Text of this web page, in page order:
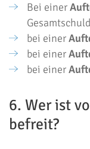
Bei einer
bei einer
bei einer
bei einer
6. Wer ist
befreit?